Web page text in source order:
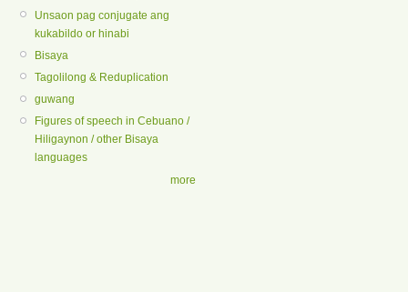
Unsaon pag conjugate ang
kukabildo or hinabi
Bisaya
Tagolilong & Reduplication
guwang
Figures of speech in Cebuano /
Hiligaynon / other Bisaya
languages
more